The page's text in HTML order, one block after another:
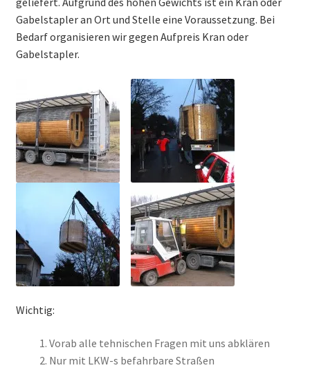
Gabelstapler an Ort und Stelle eine Voraussetzung. Bei
Bedarf organisieren wir gegen Aufpreis Kran oder
Gabelstapler.
Wichtig:
Vorab alle tehnischen Fragen mit uns abklären
Nur mit LKW-s befahrbare Straßen